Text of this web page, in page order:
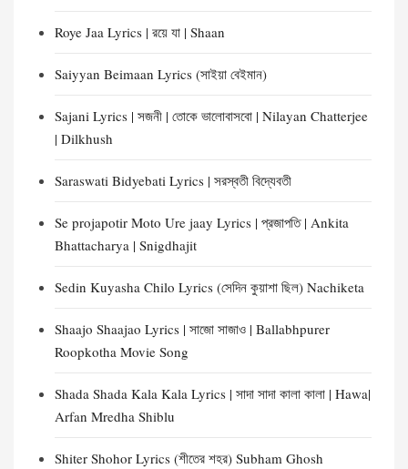
Roye Jaa Lyrics | রয়ে যা | Shaan
Saiyyan Beimaan Lyrics (সাইয়া বেইমান)
Sajani Lyrics | সজনী | তোকে ভালোবাসবো | Nilayan Chatterjee
| Dilkhush
Saraswati Bidyebati Lyrics | সরস্বতী বিদ্যেবতী
Se projapotir Moto Ure jaay Lyrics | প্রজাপতি | Ankita
Bhattacharya | Snigdhajit
Sedin Kuyasha Chilo Lyrics (সেদিন কুয়াশা ছিল) Nachiketa
Shaajo Shaajao Lyrics | সাজো সাজাও | Ballabhpurer
Roopkotha Movie Song
Shada Shada Kala Kala Lyrics | সাদা সাদা কালা কালা | Hawa|
Arfan Mredha Shiblu
Shiter Shohor Lyrics (শীতের শহর) Subham Ghosh